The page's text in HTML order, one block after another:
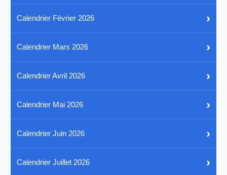
Calendrier Février 2026 ›
Calendrier Mars 2026 ›
Calendrier Avril 2026 ›
Calendrier Mai 2026 ›
Calendrier Juin 2026 ›
Calendrier Juillet 2026 ›